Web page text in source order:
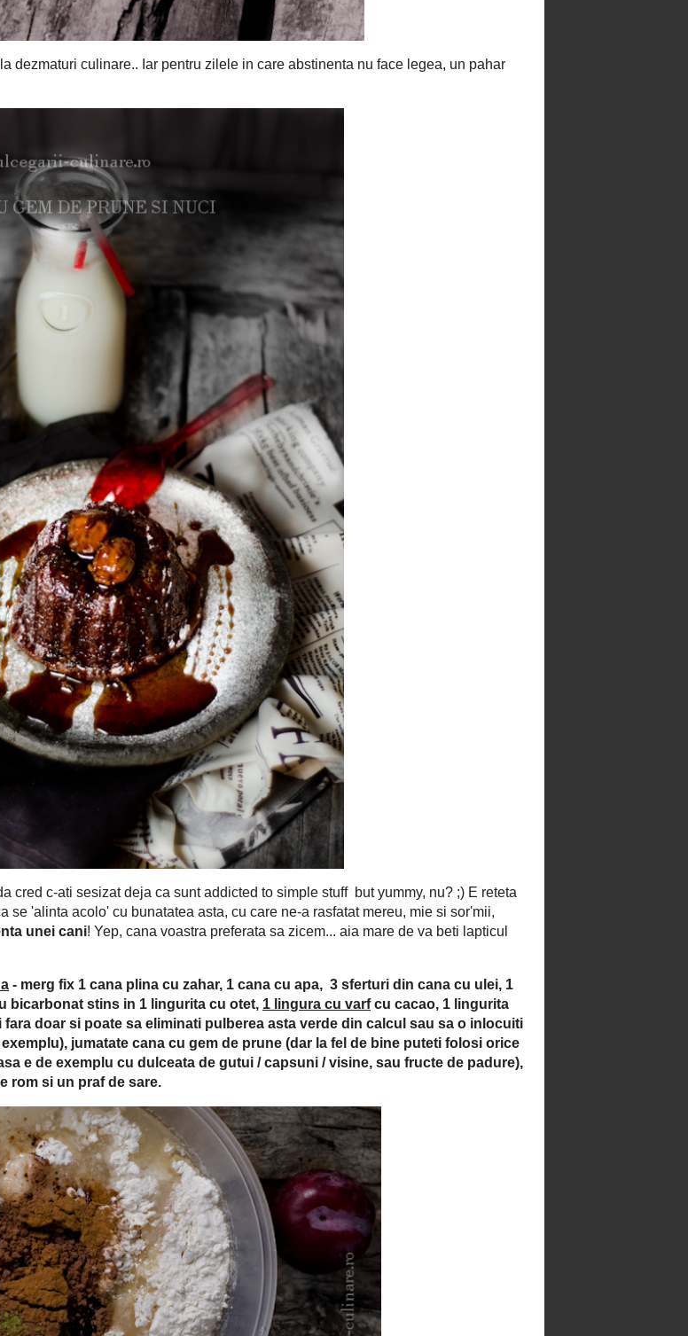
dezmaturi culinare..Iar pentru zilele in care
cred c-ati sesizat deja ca sunt addicted to
s-o odihneasca, sunt sigura ca se
mereu, mie si sor'mii, simturile in copilarie.
voastra preferata sa zicem... aia mare de
- merg fix 1 cana plina cu zahar, 1 cana
de copt, 1 lingurita aproape rasa cu
varfcu cacao, 1 lingurita rasa scortisoara,
sa eliminati pulberea asta verde din
putin praf de anason de exemplu),
puteti folosi orice alt gem sau dulceata
dulceata de gutui / capsuni / visine, sau
pline cu esenta de rom si un praf de
Fudge de ciocolata cu cirese
deshidratate
Fursecuri cu ciocolata / Cookies
Fursecuri cu levantica si
Muffins cu ciocolata si
Muffins cu visine
Napolitane cu ciocolata de casa
Pancakes cu fructe de padure
Pandispan cu cirese
Panna cotta cu fructe de padure
Panna cotta cu menta si
Peach Tarte Tatin
Piscoturi din aluat fraged - load
updates
Placinta cu branza, stafide si
menta
Prajitura 'dementa' cu branza
dulce si afine
Prajitura cu ciocolata si fructe
de padure
Prajitura cu fructe uscate
Prajitura cu mere si castane
Prajitura cu prune, nuci si bezea
Rulada cu crema de castane si
ciocolata
Rulada cu frisca si cirese
Salam de biscuiti
Sarailie
Scones
Scovergi vs trandafiri
Stelute din aluat fraged
Tarta cu cirese
Tarta cu crema de vanilie si
capsune
Tarta cu dovleac
Tarta cu mascarpone si capsune
zmeura si aroma de menta
Tiramisu cu fructe de padure
Tiramisu cu iz de castane
Tort cu arome exotice
Tort cu ciocolata si visine
alcoolizate
Tort cu ciocolata, crema
mascarpone si fructe de padure
Tort de ciocolata
Tort de ciocolata cu alune si
fructe uscate
Tort de ciocolata si caramel
Tort de Craciun
Tort racoros cu cirese si mousse
de menta
Tort racoros cu menta si
portocale
Tort simplu cu frisca si piersici
Whoopie pie cu crema
mascarpone